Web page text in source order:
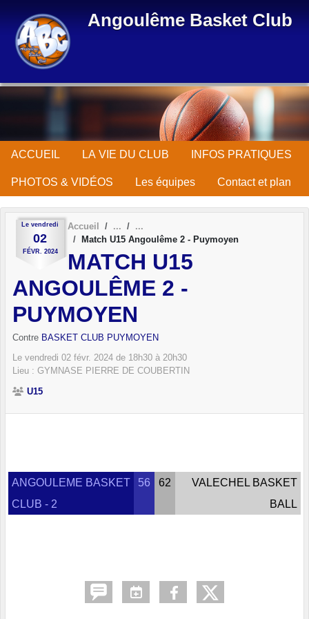
Angoulême Basket Club
ACCUEIL LA VIE DU CLUB INFOS PRATIQUES
PHOTOS & VIDÉOS Les équipes Contact et plan
Le vendredi
02
FÉVR. 2024
Accueil
Match U15 Angoulême 2 - Puymoyen
MATCH U15
ANGOULÊME 2 -
PUYMOYEN
Contre BASKET CLUB PUYMOYEN
Le vendredi 02 févr. 2024 de 18h30 à 20h30
Lieu : GYMNASE PIERRE DE COUBERTIN
U15
ANGOULEME BASKET
CLUB - 2
56 62
VALECHEL BASKET
BALL